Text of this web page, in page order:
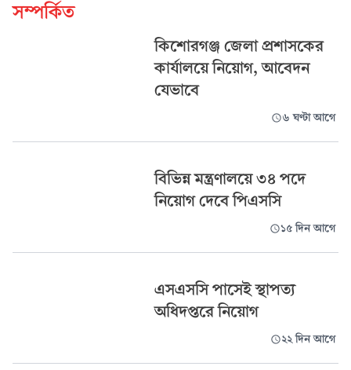
সম্পর্কিত
কিশোরগঞ্জ জেলা প্রশাসকের
কার্যালয়ে নিয়োগ, আবেদন
যেভাবে
৬ ঘণ্টা আগে
বিভিন্ন মন্ত্রণালয়ে ৩৪ পদে
নিয়োগ দেবে পিএসসি
১৫ দিন আগে
এসএসসি পাসেই স্থাপত্য
অধিদপ্তরে নিয়োগ
২২ দিন আগে